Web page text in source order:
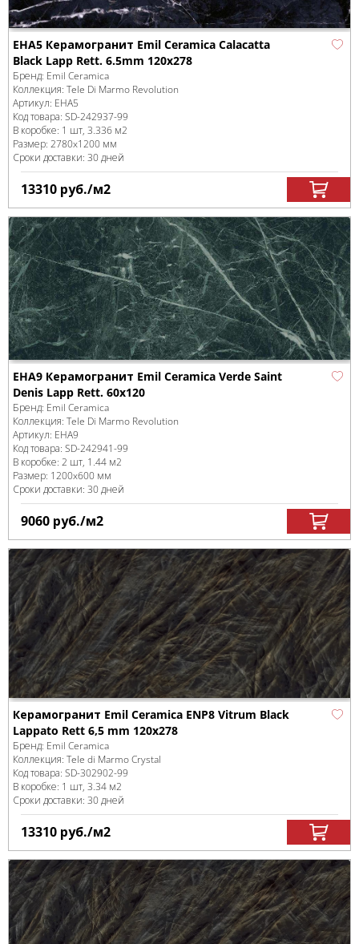
EHA5 Керамогранит Emil Ceramica Calacatta
Black Lapp Rett. 6.5mm 120x278
Бренд: Emil Ceramica
Коллекция: Tele Di Marmo Revolution
Артикул: EHA5
Код товара: SD-242937-99
В коробке: 1 шт, 3.336 м2
Размер: 2780x1200 мм
Сроки доставки: 30 дней
13310 руб./м2
EHA9 Керамогранит Emil Ceramica Verde Saint
Denis Lapp Rett. 60x120
Бренд: Emil Ceramica
Коллекция: Tele Di Marmo Revolution
Артикул: EHA9
Код товара: SD-242941-99
В коробке: 2 шт, 1.44 м2
Размер: 1200x600 мм
Сроки доставки: 30 дней
9060 руб./м2
Керамогранит Emil Ceramica ENP8 Vitrum Black
Lappato Rett 6,5 mm 120x278
Бренд: Emil Ceramica
Коллекция: Tele di Marmo Crystal
Код товара: SD-302902-99
В коробке: 1 шт, 3.34 м2
Сроки доставки: 30 дней
13310 руб./м2